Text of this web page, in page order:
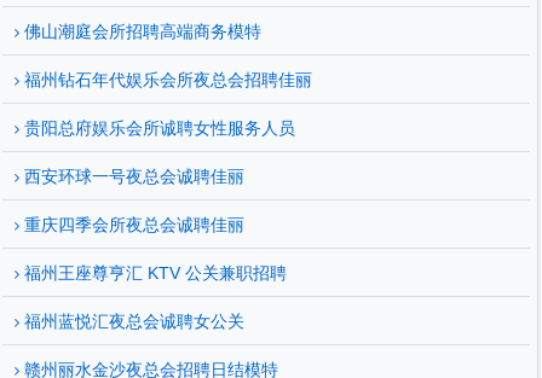
佛山潮庭会所招聘高端商务模特
福州钻石年代娱乐会所夜总会招聘佳丽
贵阳总府娱乐会所诚聘女性服务人员
西安环球一号夜总会诚聘佳丽
重庆四季会所夜总会诚聘佳丽
福州王座尊亨汇 KTV 公关兼职招聘
福州蓝悦汇夜总会诚聘女公关
赣州丽水金沙夜总会招聘日结模特